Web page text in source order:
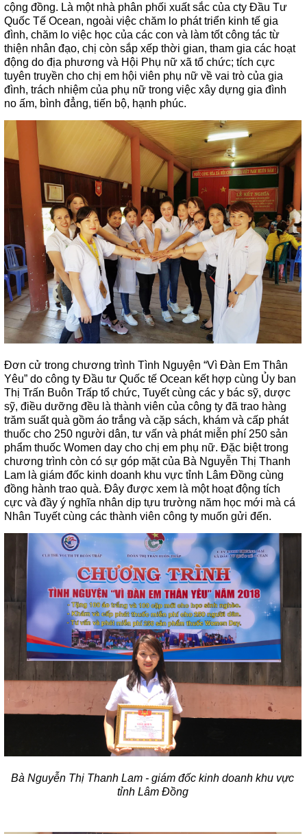
cộng đồng. Là một nhà phân phối xuất sắc của cty Đầu Tư
Quốc Tế Ocean, ngoài việc chăm lo phát triển kinh tế gia
đình, chăm lo việc học của các con và làm tốt công tác từ
thiện nhân đạo, chị còn sắp xếp thời gian, tham gia các hoạt
động do địa phương và Hội Phụ nữ xã tổ chức; tích cực
tuyên truyền cho chị em hội viên phụ nữ về vai trò của gia
đình, trách nhiệm của phụ nữ trong việc xây dựng gia đình
no ấm, bình đẳng, tiến bộ, hạnh phúc.
Đơn cử trong chương trình Tình Nguyện “Vì Đàn Em Thân
Yêu” do công ty Đầu tư Quốc tế Ocean kết hợp cùng Ủy ban
Thị Trấn Buôn Trấp tổ chức, Tuyết cùng các y bác sỹ, dược
sỹ, điều dưỡng đều là thành viên của công ty đã trao hàng
trăm suất quà gồm áo trắng và cặp sách, khám và cấp phát
thuốc cho 250 người dân, tư vấn và phát miễn phí 250 sản
phẩm thuốc Women day cho chị em phụ nữ. Đặc biệt trong
chương trình còn có sự góp mặt của Bà Nguyễn Thị Thanh
Lam là giám đốc kinh doanh khu vực tỉnh Lâm Đồng cùng
đồng hành trao quà. Đây được xem là một hoạt động tích
cực và đầy ý nghĩa nhân dịp tựu trường năm học mới mà cá
Nhân Tuyết cùng các thành viên công ty muốn gửi đến.
Bà Nguyễn Thị Thanh Lam - giám đốc kinh doanh khu vực
tỉnh Lâm Đồng